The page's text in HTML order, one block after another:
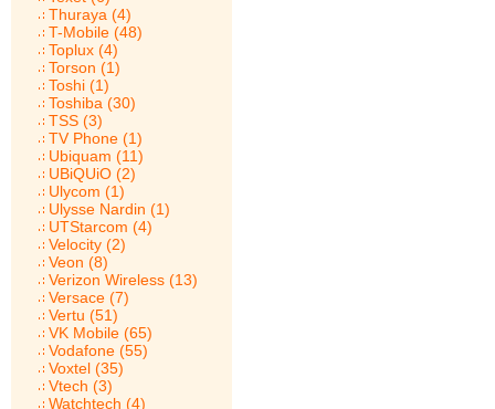
Thuraya (4)
T-Mobile (48)
Toplux (4)
Torson (1)
Toshi (1)
Toshiba (30)
TSS (3)
TV Phone (1)
Ubiquam (11)
UBiQUiO (2)
Ulycom (1)
Ulysse Nardin (1)
UTStarcom (4)
Velocity (2)
Veon (8)
Verizon Wireless (13)
Versace (7)
Vertu (51)
VK Mobile (65)
Vodafone (55)
Voxtel (35)
Vtech (3)
Watchtech (4)